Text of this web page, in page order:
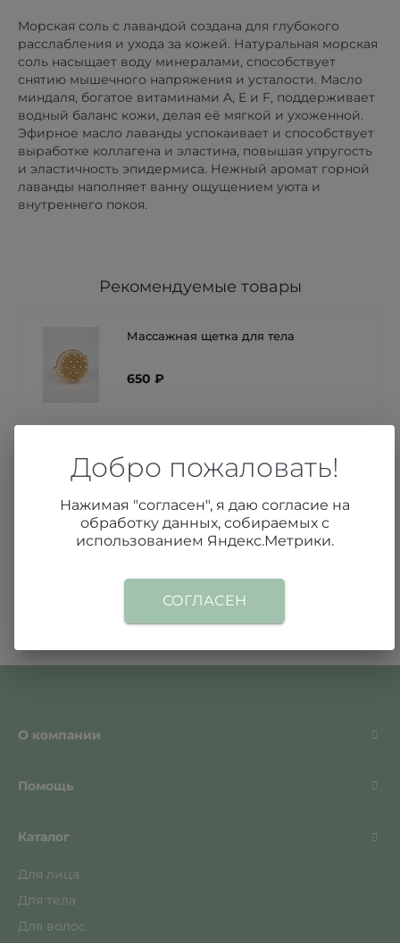
Морская соль с лавандой создана для глубокого
расслабления и ухода за кожей. Натуральная морская
соль насыщает воду минералами, способствует
снятию мышечного напряжения и усталости. Масло
миндаля, богатое витаминами A, E и F, поддерживает
водный баланс кожи, делая её мягкой и ухоженной.
Эфирное масло лаванды успокаивает и способствует
выработке коллагена и эластина, повышая упругость
и эластичность эпидермиса. Нежный аромат горной
лаванды наполняет ванну ощущением уюта и
внутреннего покоя.
Рекомендуемые товары
Массажная щетка для тела
650 ₽
О компании
Помощь
Каталог
Для лица
Для тела
Для волос
Добро пожаловать!
Нажимая "согласен", я даю согласие на
обработку данных, собираемых с
использованием Яндекс.Метрики.
СОГЛАСЕН